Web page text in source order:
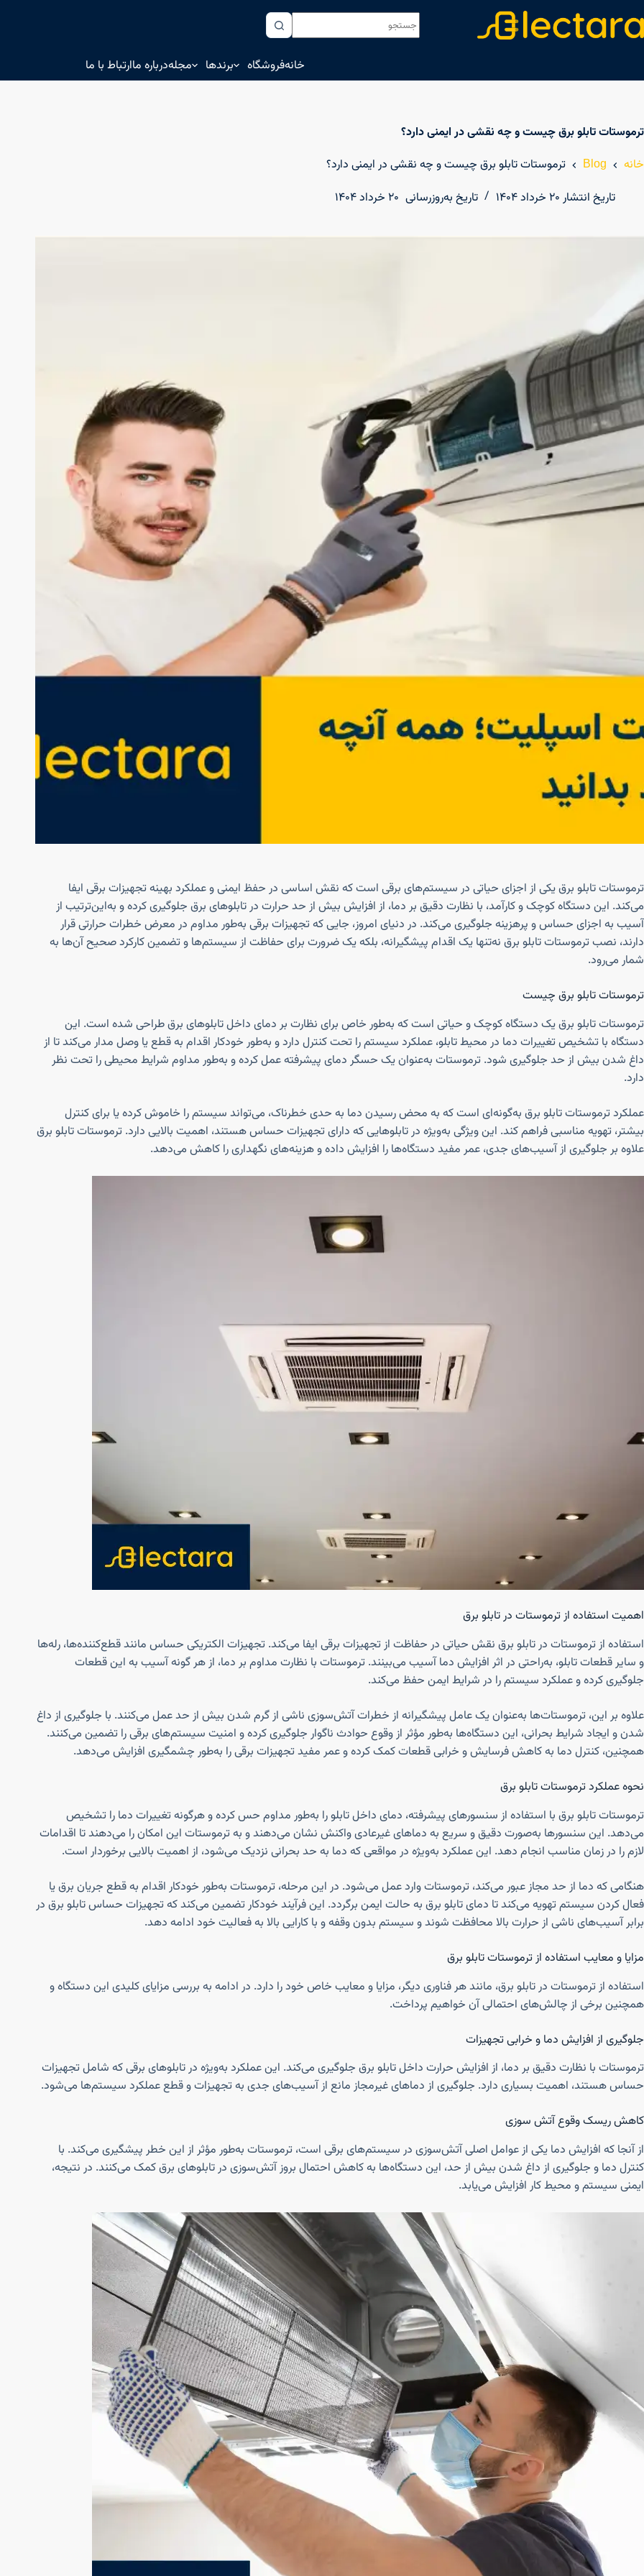
خانهفروشگاه برندها مجلهدرباره ماارتباط با ما
ترموستات تابلو برق چیست و چه نقشی در ایمنی دارد؟
خانه
Blog
ترموستات تابلو برق چیست و چه نقشی در ایمنی دارد؟
تاریخ انتشار ۲۰ خرداد ۱۴۰۴ تاریخ به‌روزرسانی ۲۰ خرداد ۱۴۰۴
ترموستات تابلو برق یکی از اجزای حیاتی در سیستم‌های برقی است که نقش اساسی در حفظ ایمنی و عملکرد بهینه تجهیزات برقی ایفا
می‌کند. این دستگاه کوچک و کارآمد، با نظارت دقیق بر دما، از افزایش بیش از حد حرارت در تابلوهای برق جلوگیری کرده و به‌این‌ترتیب از
آسیب به اجزای حساس و پرهزینه جلوگیری می‌کند. در دنیای امروز، جایی که تجهیزات برقی به‌طور مداوم در معرض خطرات حرارتی قرار
دارند، نصب ترموستات تابلو برق نه‌تنها یک اقدام پیشگیرانه، بلکه یک ضرورت برای حفاظت از سیستم‌ها و تضمین کارکرد صحیح آن‌ها به
شمار می‌رود.
ترموستات تابلو برق چیست
ترموستات تابلو برق یک دستگاه کوچک و حیاتی است که به‌طور خاص برای نظارت بر دمای داخل تابلوهای برق طراحی شده است. این
دستگاه با تشخیص تغییرات دما در محیط تابلو، عملکرد سیستم را تحت کنترل دارد و به‌طور خودکار اقدام به قطع یا وصل مدار می‌کند تا از
داغ شدن بیش از حد جلوگیری شود. ترموستات به‌عنوان یک حسگر دمای پیشرفته عمل کرده و به‌طور مداوم شرایط محیطی را تحت نظر
دارد.
عملکرد ترموستات تابلو برق به‌گونه‌ای است که به محض رسیدن دما به حدی خطرناک، می‌تواند سیستم را خاموش کرده یا برای کنترل
بیشتر، تهویه مناسبی فراهم کند. این ویژگی به‌ویژه در تابلوهایی که دارای تجهیزات حساس هستند، اهمیت بالایی دارد. ترموستات تابلو برق
علاوه بر جلوگیری از آسیب‌های جدی، عمر مفید دستگاه‌ها را افزایش داده و هزینه‌های نگهداری را کاهش می‌دهد.
اهمیت استفاده از ترموستات در تابلو برق
استفاده از ترموستات در تابلو برق نقش حیاتی در حفاظت از تجهیزات برقی ایفا می‌کند. تجهیزات الکتریکی حساس مانند قطع‌کننده‌ها، رله‌ها
و سایر قطعات تابلو، به‌راحتی در اثر افزایش دما آسیب می‌بینند. ترموستات با نظارت مداوم بر دما، از هر گونه آسیب به این قطعات
جلوگیری کرده و عملکرد سیستم را در شرایط ایمن حفظ می‌کند.
علاوه بر این، ترموستات‌ها به‌عنوان یک عامل پیشگیرانه از خطرات آتش‌سوزی ناشی از گرم شدن بیش از حد عمل می‌کنند. با جلوگیری از داغ
شدن و ایجاد شرایط بحرانی، این دستگاه‌ها به‌طور مؤثر از وقوع حوادث ناگوار جلوگیری کرده و امنیت سیستم‌های برقی را تضمین می‌کنند.
همچنین، کنترل دما به کاهش فرسایش و خرابی قطعات کمک کرده و عمر مفید تجهیزات برقی را به‌طور چشمگیری افزایش می‌دهد.
نحوه عملکرد ترموستات تابلو برق
ترموستات تابلو برق با استفاده از سنسورهای پیشرفته، دمای داخل تابلو را به‌طور مداوم حس کرده و هرگونه تغییرات دما را تشخیص
می‌دهد. این سنسورها به‌صورت دقیق و سریع به دماهای غیرعادی واکنش نشان می‌دهند و به ترموستات این امکان را می‌دهند تا اقدامات
لازم را در زمان مناسب انجام دهد. این عملکرد به‌ویژه در مواقعی که دما به حد بحرانی نزدیک می‌شود، از اهمیت بالایی برخوردار است.
هنگامی که دما از حد مجاز عبور می‌کند، ترموستات وارد عمل می‌شود. در این مرحله، ترموستات به‌طور خودکار اقدام به قطع جریان برق یا
فعال کردن سیستم تهویه می‌کند تا دمای تابلو برق به حالت ایمن برگردد. این فرآیند خودکار تضمین می‌کند که تجهیزات حساس تابلو برق در
برابر آسیب‌های ناشی از حرارت بالا محافظت شوند و سیستم بدون وقفه و با کارایی بالا به فعالیت خود ادامه دهد.
مزایا و معایب استفاده از ترموستات تابلو برق
استفاده از ترموستات در تابلو برق، مانند هر فناوری دیگر، مزایا و معایب خاص خود را دارد. در ادامه به بررسی مزایای کلیدی این دستگاه و
همچنین برخی از چالش‌های احتمالی آن خواهیم پرداخت.
جلوگیری از افزایش دما و خرابی تجهیزات
ترموستات با نظارت دقیق بر دما، از افزایش حرارت داخل تابلو برق جلوگیری می‌کند. این عملکرد به‌ویژه در تابلوهای برقی که شامل تجهیزات
حساس هستند، اهمیت بسیاری دارد. جلوگیری از دماهای غیرمجاز مانع از آسیب‌های جدی به تجهیزات و قطع عملکرد سیستم‌ها می‌شود.
کاهش ریسک وقوع آتش سوزی
از آنجا که افزایش دما یکی از عوامل اصلی آتش‌سوزی در سیستم‌های برقی است، ترموستات به‌طور مؤثر از این خطر پیشگیری می‌کند. با
کنترل دما و جلوگیری از داغ شدن بیش از حد، این دستگاه‌ها به کاهش احتمال بروز آتش‌سوزی در تابلوهای برق کمک می‌کنند. در نتیجه،
ایمنی سیستم و محیط کار افزایش می‌یابد.